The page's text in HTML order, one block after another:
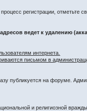
регистрации, отметьте
ведет к удалению
интернета.
письмом в
публикуется на форуме.
и религиозной